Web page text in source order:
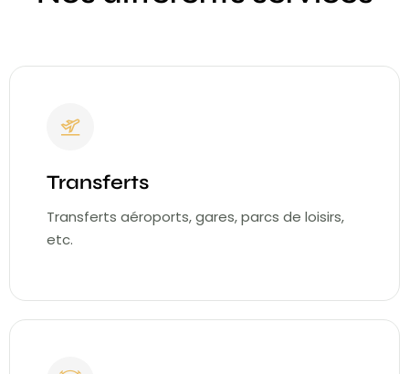
Transferts
Transferts aéroports, gares, parcs de loisirs,
etc.